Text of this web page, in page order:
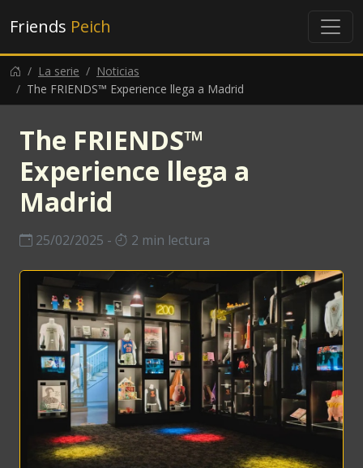
Friends Peich
La serie
Noticias
The FRIENDS™ Experience llega a Madrid
The FRIENDS™
Experience llega a
Madrid
25/02/2025 - 2 min lectura